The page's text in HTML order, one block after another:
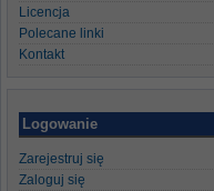
Licencja
Polecane linki
Kontakt
Logowanie
Zarejestruj się
Zaloguj się